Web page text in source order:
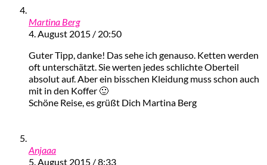
Martina Berg
4. August 2015 / 20:50
Guter Tipp, danke! Das sehe ich genauso. Ketten werden
oft unterschätzt. Sie werten jedes schlichte Oberteil
absolut auf. Aber ein bisschen Kleidung muss schon auch
mit in den Koffer 🙂
Schöne Reise, es grüßt Dich Martina Berg
Anjaaa
5. August 2015 / 8:33